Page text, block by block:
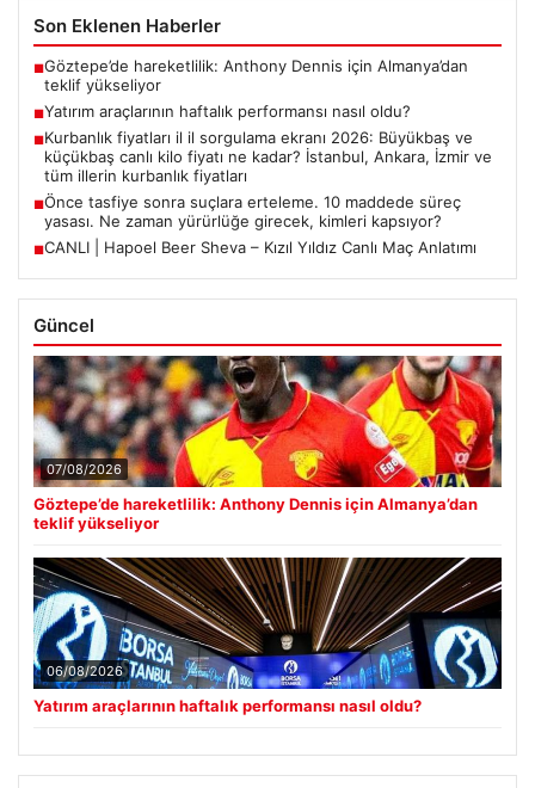
Son Eklenen Haberler
■Göztepe’de hareketlilik: Anthony Dennis için Almanya’dan
teklif yükseliyor
■Yatırım araçlarının haftalık performansı nasıl oldu?
■Kurbanlık fiyatları il il sorgulama ekranı 2026: Büyükbaş ve
küçükbaş canlı kilo fiyatı ne kadar? İstanbul, Ankara, İzmir ve
tüm illerin kurbanlık fiyatları
■Önce tasfiye sonra suçlara erteleme. 10 maddede süreç
yasası. Ne zaman yürürlüğe girecek, kimleri kapsıyor?
■CANLI | Hapoel Beer Sheva – Kızıl Yıldız Canlı Maç Anlatımı
Güncel
07/08/2026
Göztepe’de hareketlilik: Anthony Dennis için Almanya’dan
teklif yükseliyor
06/08/2026
Yatırım araçlarının haftalık performansı nasıl oldu?